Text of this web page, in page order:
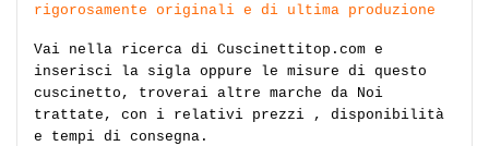
rigorosamente originali e di ultima produzione
Vai nella ricerca di Cuscinettitop.com e
inserisci la sigla oppure le misure di questo
cuscinetto, troverai altre marche da Noi
trattate, con i relativi prezzi , disponibilità
e tempi di consegna.